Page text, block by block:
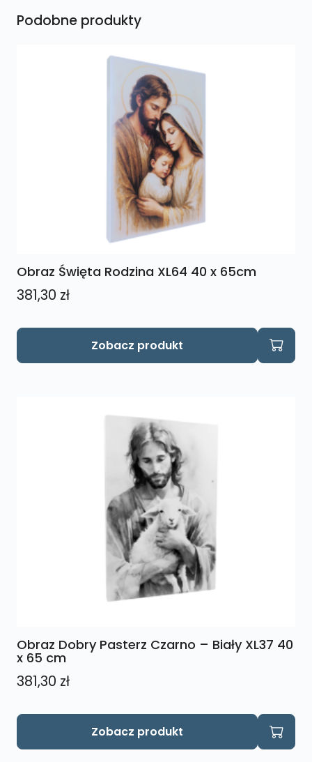
Podobne produkty
Obraz Święta Rodzina XL64 40 x 65cm
381,30 zł
Zobacz produkt
Obraz Dobry Pasterz Czarno – Biały XL37 40
x 65 cm
381,30 zł
Zobacz produkt